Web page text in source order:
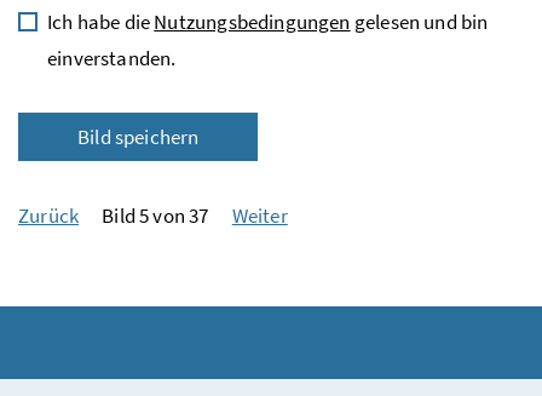
Ich habe dieNutzungsbedingungen gelesen und bin
einverstanden.
Bild speichern
Zurück Bild 5 von 37 Weiter